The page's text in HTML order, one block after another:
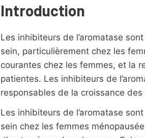
Introduction
Les inhibiteurs de l’aromatase
sein, particulièrement chez les
courantes chez les femmes, et la
patientes. Les inhibiteurs de
responsables de la croissance
Les inhibiteurs de l’aromatase
sein chez les femmes